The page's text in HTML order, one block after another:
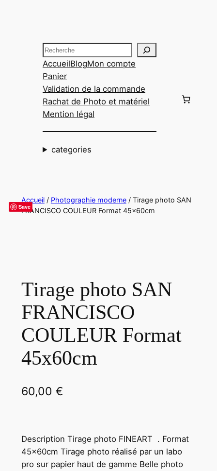
Recherche
AccueilBlogMon compte
Panier
Validation de la commande
Rachat de Photo et matériel
Mention légal
categories
Save
Accueil/ Photographie moderne/ Tirage photo SAN
FRANCISCO COULEUR Format 45x60cm
Tirage photo SAN
FRANCISCO
COULEUR Format
45x60cm
60,00 €
Description Tirage photo FINEART . Format
45x60cm Tirage photo réalisé par un labo
pro sur papier haut de gamme Belle photo